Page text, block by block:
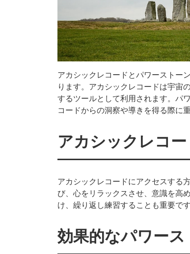
アカシックレコードとパワーストー
ります。アカシックレコードは宇宙
するツールとして利用されます。パ
コードからの洞察や導きを得る際に
アカシックレコ
アカシックレコードにアクセスする
び、心をリラックスさせ、意識を高
け、繰り返し練習することも重要です
効果的なパワー